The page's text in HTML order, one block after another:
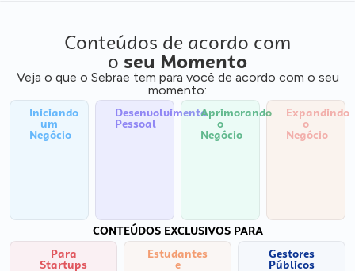
Conteúdos de acordo com
o seu Momento
Veja o que o Sebrae tem para você de acordo com o seu
momento:
Iniciando
um
Negócio
Desenvolvimento
Pessoal
Aprimorando
o
Negócio
Expandindo
o
Negócio
CONTEÚDOS EXCLUSIVOS PARA
Para
Startups
Estudantes
e
Gestores
Públicos